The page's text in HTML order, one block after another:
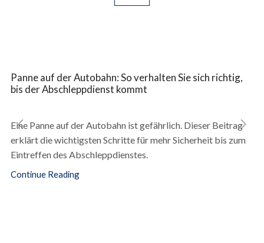
Panne auf der Autobahn: So verhalten Sie sich richtig,
bis der Abschleppdienst kommt
Eine Panne auf der Autobahn ist gefährlich. Dieser Beitrag
erklärt die wichtigsten Schritte für mehr Sicherheit bis zum
Eintreffen des Abschleppdienstes.
Continue Reading